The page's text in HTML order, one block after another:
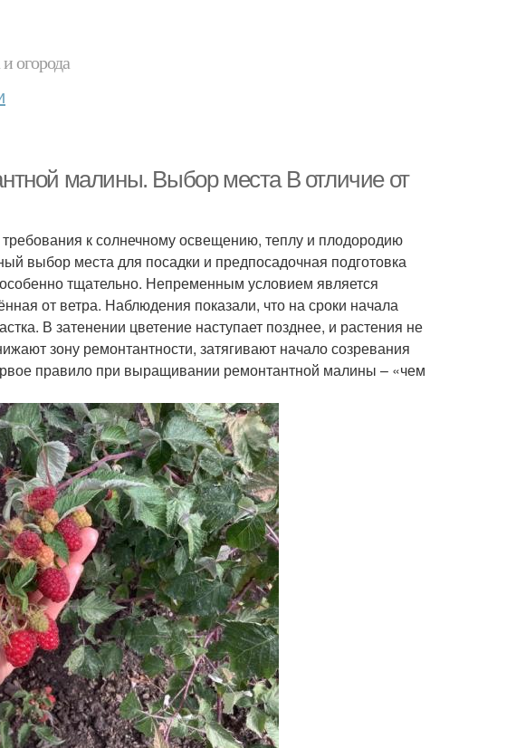
огорода
малины. Выбор места В отличие от
к солнечному освещению, теплу и плодородию
выбор места для посадки и предпосадочная подготовка
тщательно. Непременным условием является
от ветра. Наблюдения показали, что на сроки начала
В затенении цветение наступает позднее, и растения не
зону ремонтантности, затягивают начало созревания
правило при выращивании ремонтантной малины – «чем